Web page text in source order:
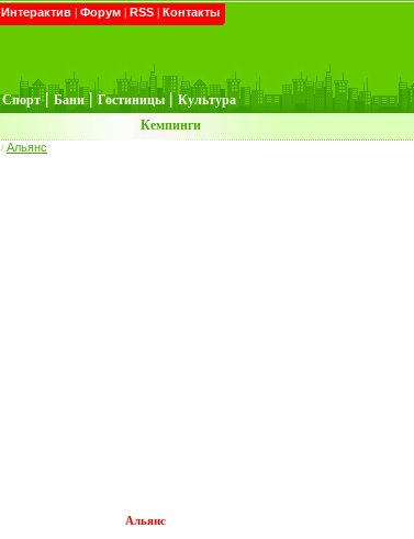
Интерактив | Форум | RSS | Контакты
Спорт | Бани | Гостиницы | Культура
Кемпинги
/ Альянс
Альянс